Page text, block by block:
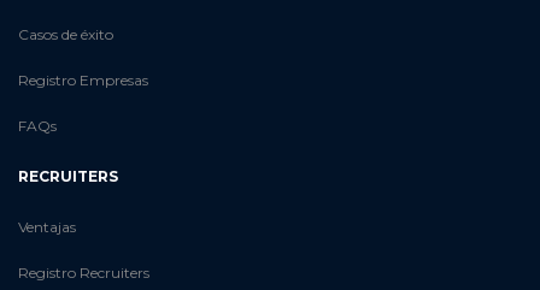
Casos de éxito
Registro Empresas
FAQs
RECRUITERS
Ventajas
Registro Recruiters